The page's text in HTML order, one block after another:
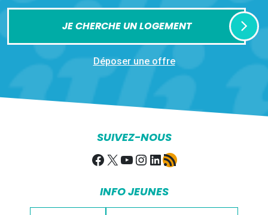
JE CHERCHE UN LOGEMENT
Déposer une offre
SUIVEZ-NOUS
Facebook
X YouTube
Instagram
LinkedIn
Flux RSS
INFO JEUNES